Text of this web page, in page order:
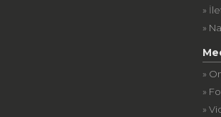
»
»
»
»
»